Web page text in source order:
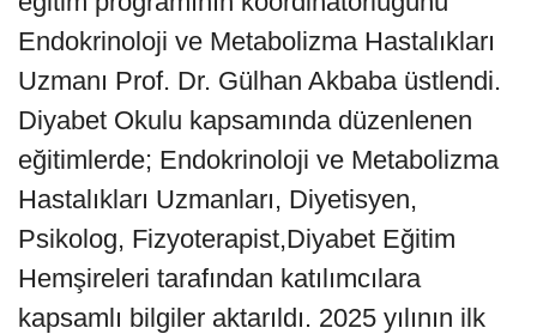
Endokrinoloji ve Metabolizma Hastalıkları
Uzmanı Prof. Dr. Gülhan Akbaba üstlendi.
Diyabet Okulu kapsamında düzenlenen
eğitimlerde; Endokrinoloji ve Metabolizma
Hastalıkları Uzmanları, Diyetisyen,
Psikolog, Fizyoterapist,Diyabet Eğitim
Hemşireleri tarafından katılımcılara
kapsamlı bilgiler aktarıldı. 2025 yılının ilk